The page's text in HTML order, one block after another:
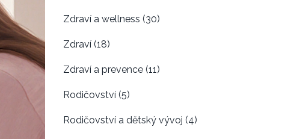
Zdraví a wellness (30)
Zdraví (18)
Zdraví a prevence (11)
Rodičovství (5)
Rodičovství a dětský vývoj (4)